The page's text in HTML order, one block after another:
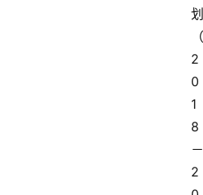
划
（
2
0
1
8
－
2